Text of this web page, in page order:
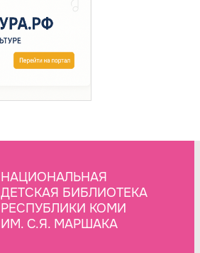
НАЦИОНАЛЬНАЯ
ДЕТСКАЯ БИБЛИОТЕКА
РЕСПУБЛИКИ КОМИ
ИМ. С.Я. МАРШАКА